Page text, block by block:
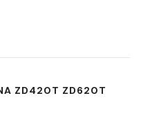
ZD420T ZD620T